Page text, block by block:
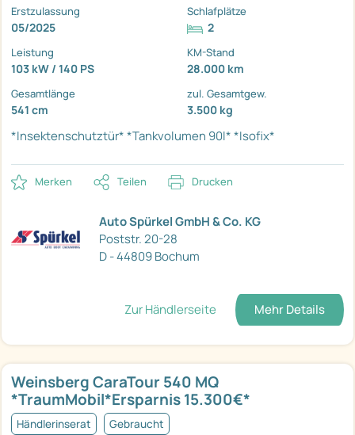
Erstzulassung
05/2025
Schlafplätze
2
Leistung
103 kW / 140 PS
KM-Stand
28.000 km
Gesamtlänge
541 cm
zul. Gesamtgew.
3.500 kg
*Insektenschutztür**Tankvolumen 90l**Isofix*
Merken Teilen Drucken
Auto Spürkel GmbH & Co. KG
Poststr. 20-28
D - 44809 Bochum
Zur Händlerseite Mehr Details
Weinsberg CaraTour 540 MQ
*TraumMobil*Ersparnis 15.300€*
Händlerinserat Gebraucht